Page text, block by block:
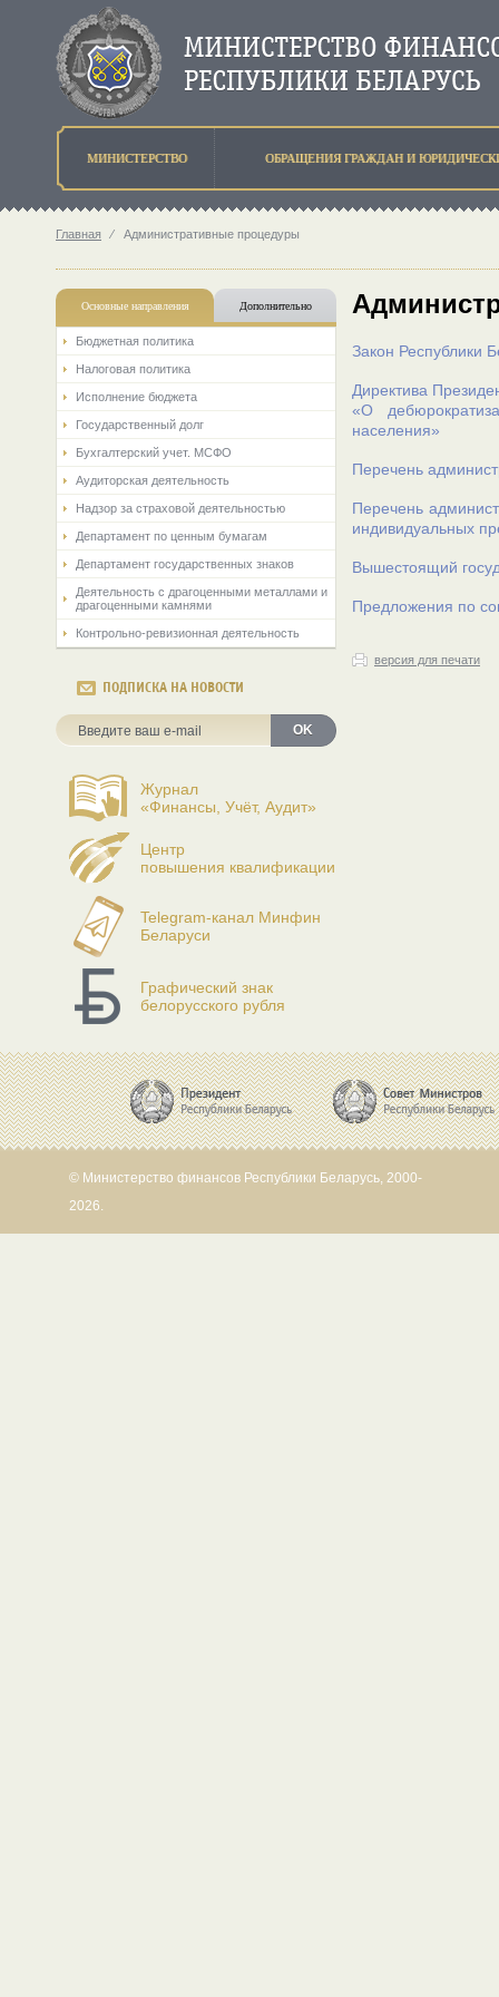
МИНИСТЕРСТВО ОБРАЩЕНИЯ ГРАЖДАН И
Главная ⁄ Административные процедуры
Основные направления Дополнительно
Бюджетная политика
Налоговая политика
Исполнение бюджета
Государственный долг
Бухгалтерский учет. МСФО
Аудиторская деятельность
Надзор за страховой деятельностью
Департамент по ценным бумагам
Департамент государственных знаков
Деятельность с драгоценными металлами и
драгоценными камнями
Контрольно-ревизионная деятельность
ПОДПИСКА НА НОВОСТИ
OK
Журнал
«Финансы, Учёт, Аудит»
Центр
повышения квалификации
Telegram-канал Минфин
Беларуси
Графический знак
белорусского рубля
Закон Республики
Директива
«О
населения»
Перечень
Перечень
индивидуальных
Вышестоящий
Предложения по
версия для печати
© Министерство финансов Республики Беларусь, 2000-
2026.